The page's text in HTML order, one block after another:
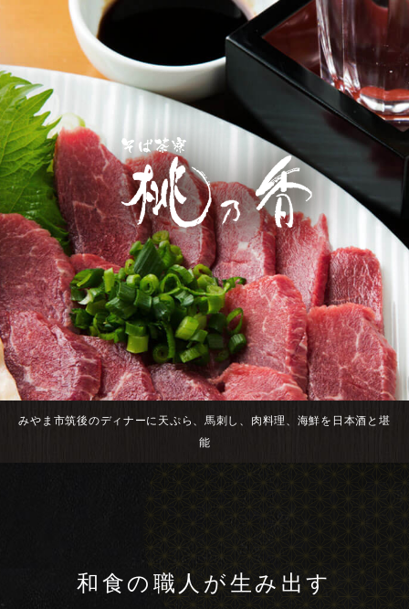
みやま市筑後のディナーに天ぷら、馬刺し、肉料理、海鮮を日本酒と堪
能
和食の職人が生み出す